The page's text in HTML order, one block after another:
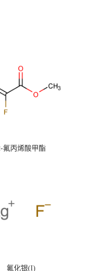
氟丙烯酸甲酯
氟化银(I)